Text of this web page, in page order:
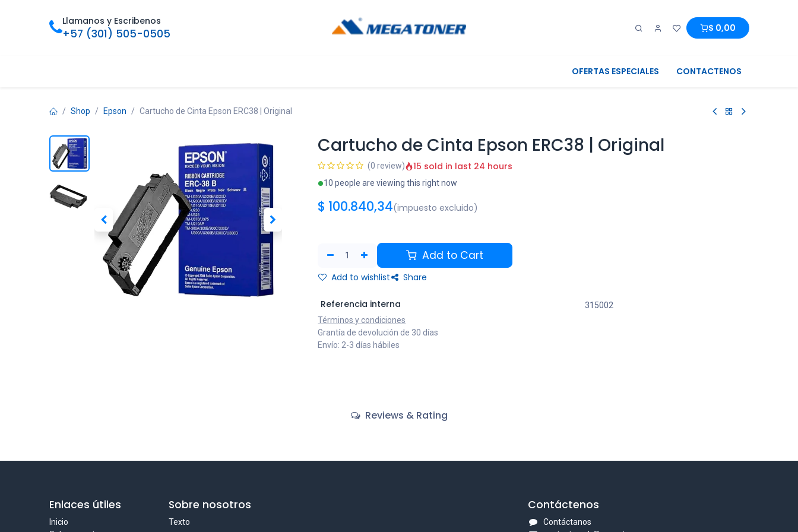
Llamanos y Escribenos
+57 (301) 505-0505 $ 0,00
OFERTAS ESPECIALES CONTACTENOS
Shop Epson Cartucho de Cinta Epson ERC38 | Original
Cartucho de Cinta Epson ERC38 | Original
(0 review) 15 sold in last 24 hours
10 people are viewing this right now
$ 100.840,34(impuesto excluido)
Add to Cart
Add to wishlist Share
Referencia interna
315002
Términos y condiciones
Grantía de devolución de 30 días
Envío: 2-3 días hábiles
Reviews & Rating
Enlaces útiles
Inicio
Sobre nosotros
Texto
Contáctenos
Contáctanos